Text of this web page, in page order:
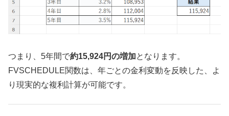
つまり、5年間で約15,924円の増加となります。
FVSCHEDULE関数は、年ごとの金利変動を反映した、よ
り現実的な複利計算が可能です。